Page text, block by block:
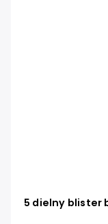
5 dielny blister